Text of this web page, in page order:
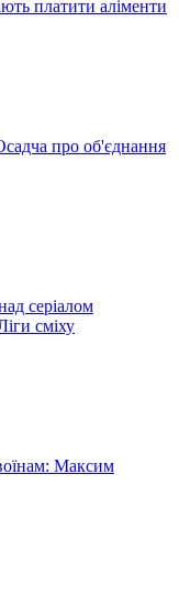
платити аліменти
про об'єднання
серіалом
сміху
Максим